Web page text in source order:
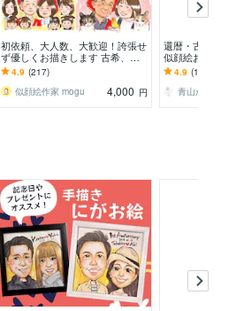
初依頼、大人数、大歓迎！誇張せ
ず優しくお描きします 古希、還
暦や敬老、父母の日、大切な家族
への想いを形にします
4.9 (217)
似顔絵作家 mogu
4,000 円
還暦・古希・喜
似顔絵お描きし
真からOK♪大切
品を贈りませんか
4.9 (111)
青山かりん